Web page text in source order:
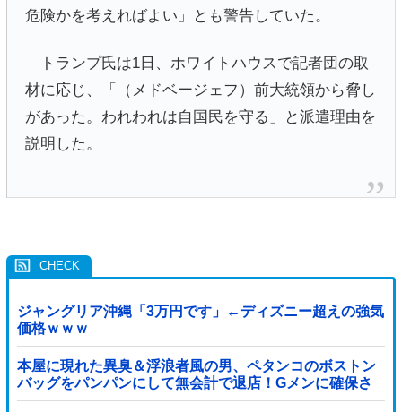
危険かを考えればよい」とも警告していた。
トランプ氏は1日、ホワイトハウスで記者団の取
材に応じ、「（メドベージェフ）前大統領から脅し
があった。われわれは自国民を守る」と派遣理由を
説明した。
ジャングリア沖縄「3万円です」←ディズニー超えの強気
価格ｗｗｗ
本屋に現れた異臭＆浮浪者風の男、ペタンコのボストン
バッグをパンパンにして無会計で退店！Gメンに確保さ
れ「なんで？」と本気で困惑ｗｗｗ